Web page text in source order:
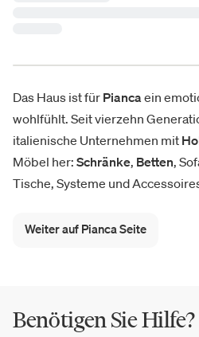
Das Haus ist für Piancaein
wohlfühlt. Seit vierzehn
italienische Unternehmen mit
Möbel her: Schränke, Betten,
Tische, Systeme und
SofakollektionBostonbis hin
Weiter auf Pianca Seite
Benötigen Sie Hilfe?